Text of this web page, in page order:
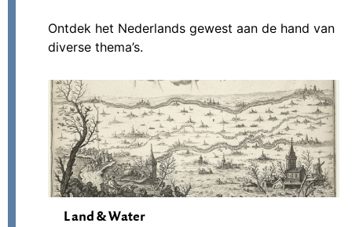
Ontdek het Nederlands gewest aan de hand van
diverse thema’s.
Land & Water